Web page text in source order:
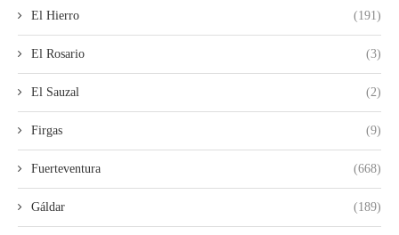
El Hierro (191)
El Rosario (3)
El Sauzal (2)
Firgas (9)
Fuerteventura (668)
Gáldar (189)